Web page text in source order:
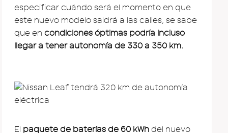
especificar cuándo será el momento en que
este nuevo modelo saldrá a las calles, se sabe
que en condiciones óptimas podría incluso
llegar a tener autonomía de 330 a 350 km.
El paquete de baterías de 60 kWh del nuevo